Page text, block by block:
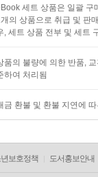
세트 상품은 일괄 구
의 상품으로 취급 및 판
, 세트 상품 전부 및 세트
품의 불량에 의한 반품,
하여 처리됨
금 환불 및 환불 지연에
보호정책 도서홍보안내